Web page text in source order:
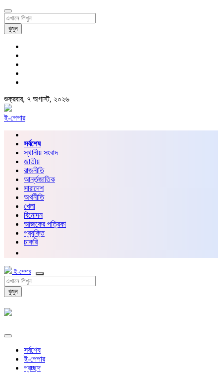
খুজুন
শুক্রবার, ৭ অগাস্ট, ২০২৬
ই-পেপার
সর্বশেষ
স্থানীয় সংবাদ
জাতীয়
রাজনীতি
আর্ন্তজাতিক
সারাদেশ
অর্থনীতি
খেলা
বিনোদন
আজকের পত্রিকা
প্রযুক্তি
চাকরি
ই-পেপার
খুজুন
সর্বশেষ
ই-পেপার
প্রচ্ছদ